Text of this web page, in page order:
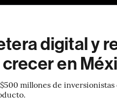
digital y
en
millones de